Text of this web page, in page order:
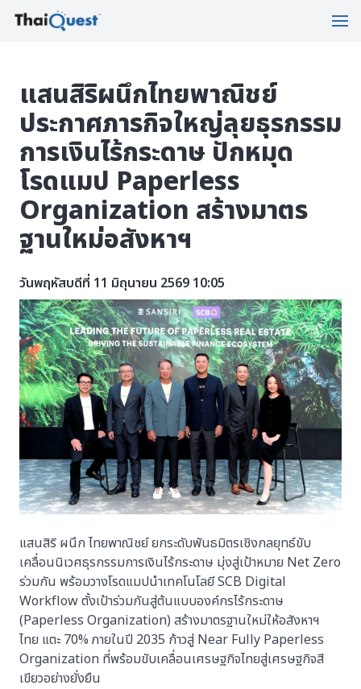
แสนสิริผนึกไทยพาณิชย์
ประกาศภารกิจใหญ่ลุยธุรกรรม
การเงินไร้กระดาษ ปักหมุด
โรดแมป Paperless
Organization สร้างมาตร
ฐานใหม่อสังหาฯ
วันพฤหัสบดีที่ 11 มิถุนายน 2569 10:05
แสนสิริ ผนึก ไทยพาณิชย์ ยกระดับพันธมิตรเชิงกลยุทธ์ขับ
เคลื่อนนิเวศธุรกรรมการเงินไร้กระดาษ มุ่งสู่เป้าหมาย Net Zero
ร่วมกัน พร้อมวางโรดแมปนำเทคโนโลยี SCB Digital
Workflow ตั้งเป้าร่วมกันสู่ต้นแบบองค์กรไร้กระดาษ
(Paperless Organization) สร้างมาตรฐานใหม่ให้อสังหาฯ
ไทย แตะ 70% ภายในปี 2035 ก้าวสู่ Near Fully Paperless
Organization ที่พร้อมขับเคลื่อนเศรษฐกิจไทยสู่เศรษฐกิจสี
เขียวอย่างยั่งยืน